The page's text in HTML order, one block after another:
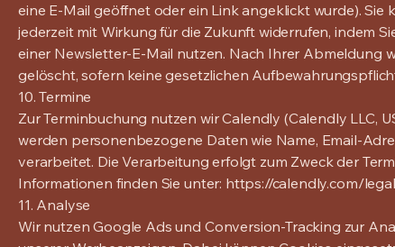
eine E-Mail geöffnet oder ein Link angeklickt wurde). Sie
jederzeit mit Wirkung für die Zukunft widerrufen, indem
einer Newsletter-E-Mail nutzen. Nach Ihrer Abmeldung
gelöscht, sofern keine gesetzlichen
10. Termine
Zur Terminbuchung nutzen wir Calendly (Calendly LLC,
werden personenbezogene Daten wie Name, Email-
verarbeitet. Die Verarbeitung erfolgt zum Zweck der
Informationen finden Sie unter: https://calendly.com/
11. Analyse
Wir nutzen Google Ads und Conversion-Tracking zur